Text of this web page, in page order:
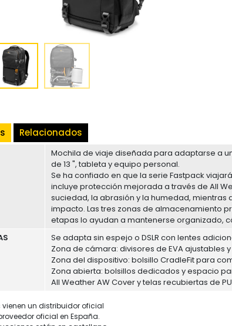
Relacionados
Mochila de viaje diseñada para adaptarse a
de 13 ", tableta y equipo personal.
Se ha confiado en que la serie Fastpack
incluye protección mejorada a través de All
suciedad, la abrasión y la humedad,
impacto. Las tres zonas de almacenamiento
etapas lo ayudan a mantenerse organizado,
Se adapta sin espejo o DSLR con lentes
Zona de cámara: divisores de EVA ajustables
Zona del dispositivo: bolsillo CradleFit para
Zona abierta: bolsillos dedicados y espacio
All Weather AW Cover y telas recubiertas de
un distribuidor oficial
oficial en España.